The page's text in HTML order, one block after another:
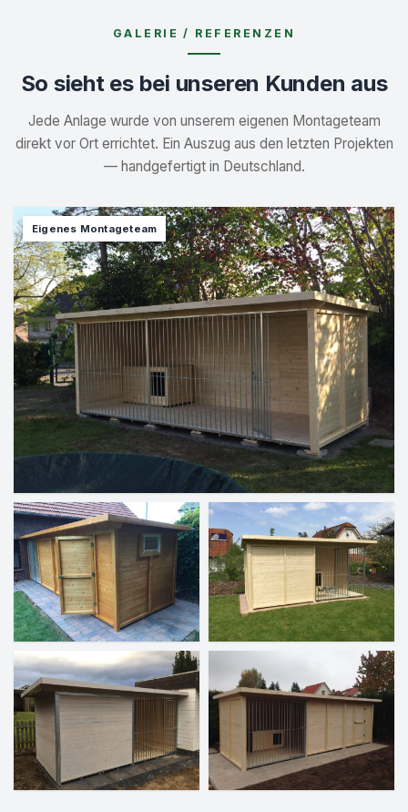
GALERIE / REFERENZEN
So sieht es bei unseren Kunden aus
Jede Anlage wurde von unserem eigenen Montageteam
direkt vor Ort errichtet. Ein Auszug aus den letzten Projekten
— handgefertigt in Deutschland.
Eigenes Montageteam